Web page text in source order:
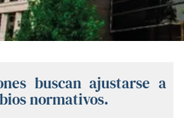
buscan ajustarse a
normativos.